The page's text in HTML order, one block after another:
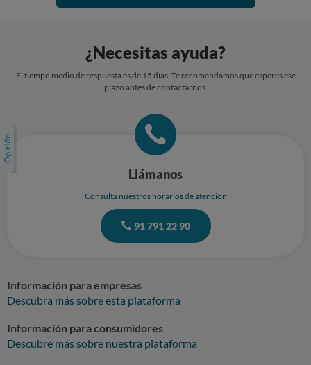
¿Necesitas ayuda?
El tiempo medio de respuesta es de 15 días. Te recomendamos que esperes ese
plazo antes de contactarnos.
Llámanos
Consulta nuestros horarios de atención
91 791 22 90
Información para empresas
Descubra más sobre esta plataforma
Información para consumidores
Descubre más sobre nuestra plataforma